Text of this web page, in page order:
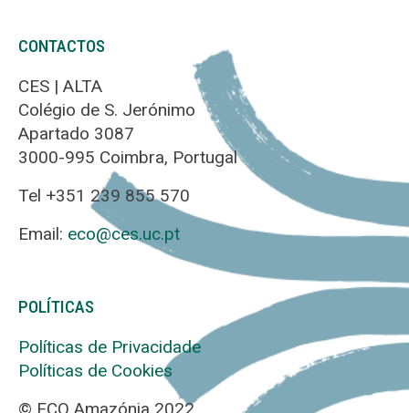
CONTACTOS
CES | ALTA
Colégio de S. Jerónimo
Apartado 3087
3000-995 Coimbra, Portugal
Tel +351 239 855 570
Email: eco@ces.uc.pt
POLÍTICAS
Políticas de Privacidade
Políticas de Cookies
© ECO Amazónia 2022.